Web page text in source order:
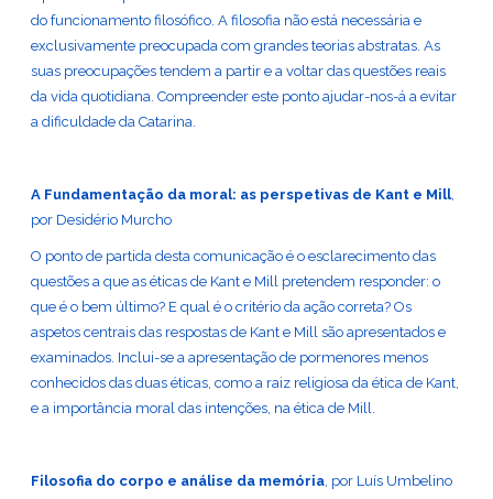
do funcionamento filosófico. A filosofia não está necessária e
exclusivamente preocupada com grandes teorias abstratas. As
suas preocupações tendem a partir e a voltar das questões reais
da vida quotidiana. Compreender este ponto ajudar-nos-á a evitar
a dificuldade da Catarina.
A Fundamentação da moral: as perspetivas de Kant e Mill,
por Desidério Murcho
O ponto de partida desta comunicação é o esclarecimento das
questões a que as éticas de Kant e Mill pretendem responder: o
que é o bem último? E qual é o critério da ação correta? Os
aspetos centrais das respostas de Kant e Mill são apresentados e
examinados. Inclui-se a apresentação de pormenores menos
conhecidos das duas éticas, como a raiz religiosa da ética de Kant,
e a importância moral das intenções, na ética de Mill.
Filosofia do corpo e análise da memória, por Luís Umbelino